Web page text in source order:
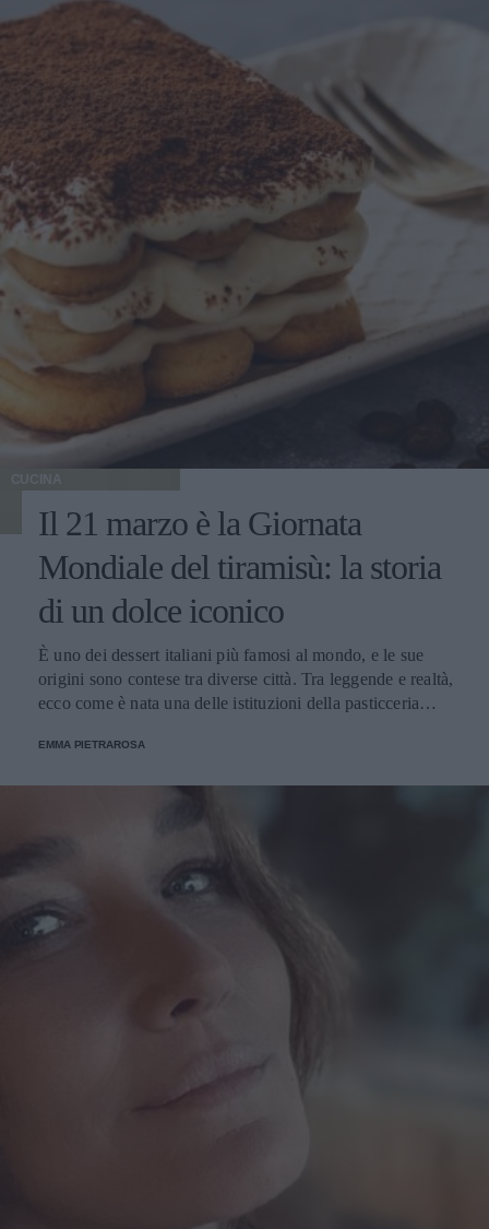
CUCINA
Il 21 marzo è la Giornata
Mondiale del tiramisù: la storia
di un dolce iconico
È uno dei dessert italiani più famosi al mondo, e le sue
origini sono contese tra diverse città. Tra leggende e realtà,
ecco come è nata una delle istituzioni della pasticceria
EMMA PIETRAROSA